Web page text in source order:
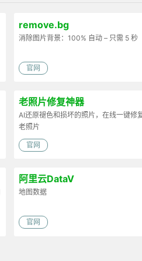
remove.bg
消除图片背景：100% 自动 – 只需 5 秒
官网
老照片修复神器
AI还原褪色和损坏的照片，在线一键修
老照片
官网
阿里云DataV
地图数据
官网